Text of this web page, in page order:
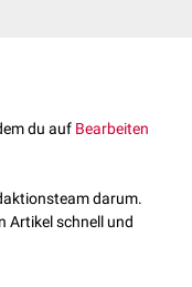
das
du auf Bearbeiten
darum.
Artikel schnell und